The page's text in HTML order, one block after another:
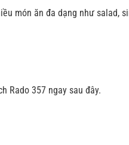
món ăn đa dạng như salad,
Rado 357 ngay sau đây.